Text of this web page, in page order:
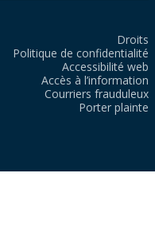
Droits
Politique de confidentialité
Accessibilité web
Accès à l’information
Courriers frauduleux
Porter plainte